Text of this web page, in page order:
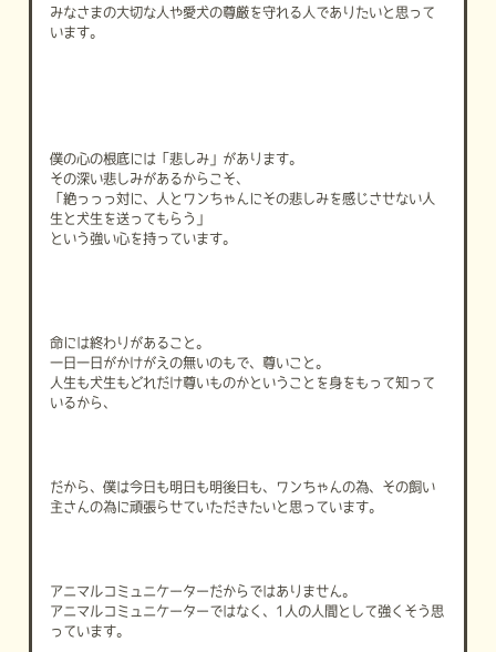
みなさまの大切な人や愛犬の尊厳を守れる人でありたいと思って
います。
僕の心の根底には「悲しみ」があります。
その深い悲しみがあるからこそ、
「絶っっっ対に、人とワンちゃんにその悲しみを感じさせない人
生と犬生を送ってもらう」
という強い心を持っています。
命には終わりがあること。
一日一日がかけがえの無いのもで、尊いこと。
人生も犬生もどれだけ尊いものかということを身をもって知って
いるから、
だから、僕は今日も明日も明後日も、ワンちゃんの為、その飼い
主さんの為に頑張らせていただきたいと思っています。
アニマルコミュニケーターだからではありません。
アニマルコミュニケーターではなく、1人の人間として強くそう思
っています。